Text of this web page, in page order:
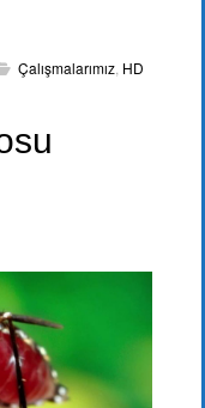
Çalışmalarımız, HD